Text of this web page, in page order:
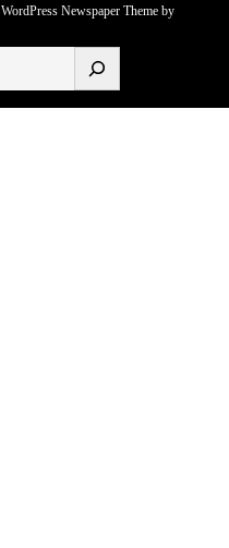
WordPress Newspaper Themeby